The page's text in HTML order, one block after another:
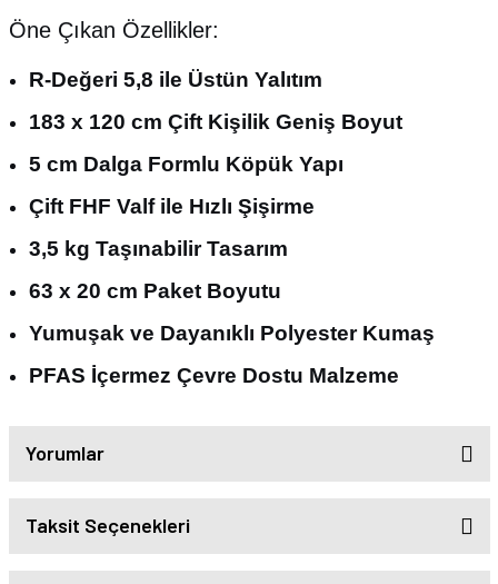
Öne Çıkan Özellikler:
R-Değeri 5,8 ile Üstün Yalıtım
183 x 120 cm Çift Kişilik Geniş Boyut
5 cm Dalga Formlu Köpük Yapı
Çift FHF Valf ile Hızlı Şişirme
3,5 kg Taşınabilir Tasarım
63 x 20 cm Paket Boyutu
Yumuşak ve Dayanıklı Polyester Kumaş
PFAS İçermez Çevre Dostu Malzeme
Yorumlar
Taksit Seçenekleri